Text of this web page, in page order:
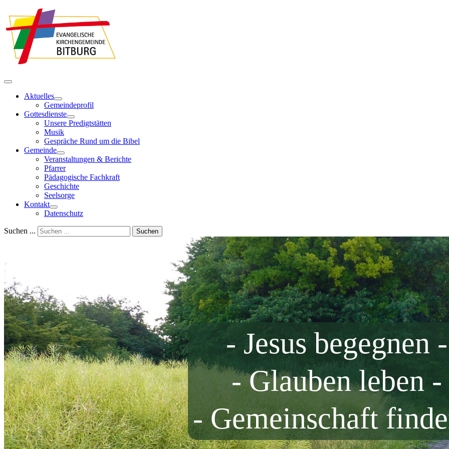
Aktuelles
Gemeindeprofil
Gottesdienste
Unsere Predigtstätten
Musik
Gespräche Rund um die Bibel
Gemeinde
Veranstaltungen & Berichte
Pfarrer
Pädagogische Fachkraft
Geschichte
Seelsorge
Kontakt
Datenschutz
Suchen ... Suchen
- Jesus begegnen -
- Glauben leben -
- Gemeinschaft